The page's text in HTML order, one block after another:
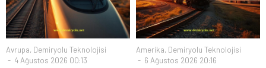
Avrupa, Demiryolu Teknolojisi
4 Ağustos 2026 00:13
Amerika, Demiryolu Teknolojisi
6 Ağustos 2026 20:16